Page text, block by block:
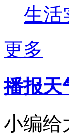
生活
更多
播报天
小编给